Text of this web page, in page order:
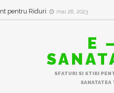
pentru Riduri mai 28, 2023
E –
SFATURI SI STIRI
SANATATEA